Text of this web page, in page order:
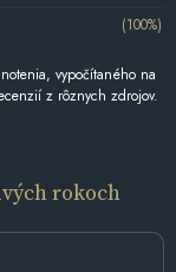
(100%)
vypočítaného na
z rôznych zdrojov.
rokoch